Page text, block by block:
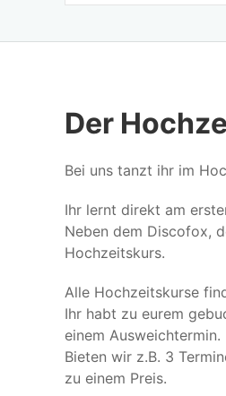
Der
Bei uns tanzt ihr im
Ihr lernt direkt am
Neben dem Discofox,
Hochzeitskurs.
Alle Hochzeitskurse
Ihr habt zu eurem
einem Ausweichtermin.
Bieten wir z.B. 3
zu einem Preis.